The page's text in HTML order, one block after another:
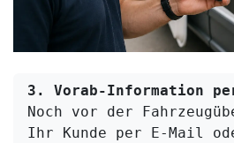
3. Vorab-Information
Noch vor der
Ihr Kunde per E-Mail